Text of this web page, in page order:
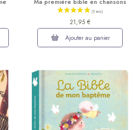
Ma première bible en chansons
21,95 €
Ajouter au panier